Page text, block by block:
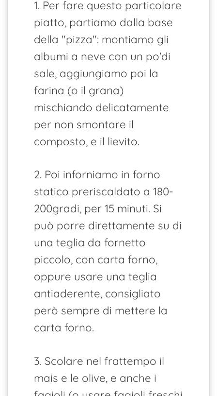
1. Per fare questo particolare
piatto, partiamo dalla base
della "pizza": montiamo gli
albumi a neve con un po'di
sale, aggiungiamo poi la
farina (o il grana)
mischiando delicatamente
per non smontare il
composto, e il lievito.
2. Poi inforniamo in forno
statico preriscaldato a 180-
200gradi, per 15 minuti. Si
può porre direttamente su di
una teglia da fornetto
piccolo, con carta forno,
oppure usare una teglia
antiaderente, consigliato
però sempre di mettere la
carta forno.
3. Scolare nel frattempo il
mais e le olive, e anche i